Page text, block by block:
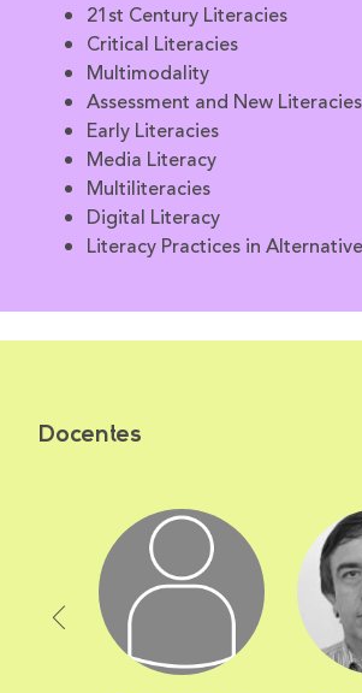
21st Century Literacies
Critical Literacies
Multimodality
Assessment and New Literacies
Early Literacies
Media Literacy
Multiliteracies
Digital Literacy
Literacy Practices in
Docentes